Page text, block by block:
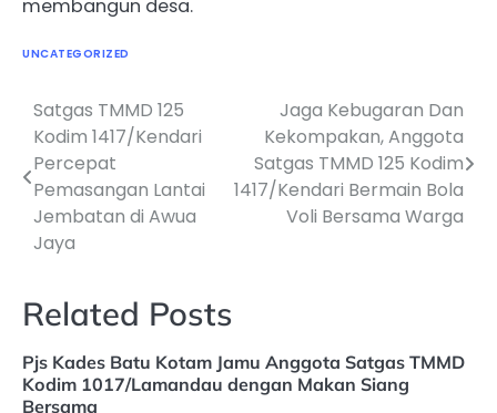
membangun desa.
UNCATEGORIZED
Navigasi
pos
Satgas TMMD 125
Kodim 1417/Kendari
Percepat
Pemasangan Lantai
Jembatan di Awua
Jaya
Jaga Kebugaran Dan
Kekompakan, Anggota
Satgas TMMD 125 Kodim
1417/Kendari Bermain Bola
Voli Bersama Warga
Related Posts
Pjs Kades Batu Kotam Jamu Anggota Satgas TMMD
Kodim 1017/Lamandau dengan Makan Siang
Bersama